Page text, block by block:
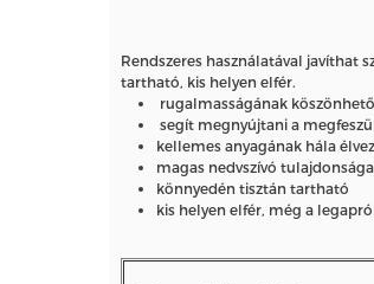
Rendszeres használatával javíthat
tartható, kis helyen elfér.
rugalmasságának
segít megnyújtani a
kellemes anyagának hála
magas nedvszívó
könnyedén tisztán tartható
kis helyen elfér, még a